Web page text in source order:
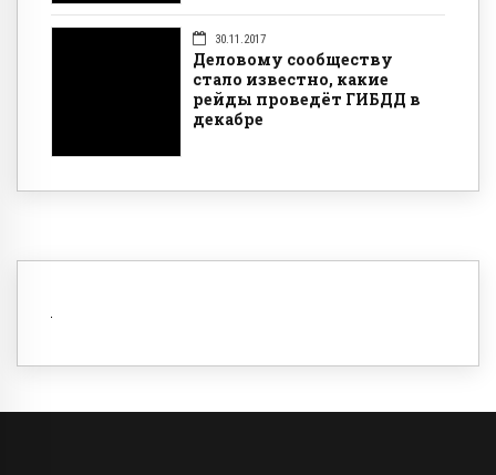
30.11.2017
Деловому сообществу
стало известно, какие
рейды проведёт ГИБДД в
декабре